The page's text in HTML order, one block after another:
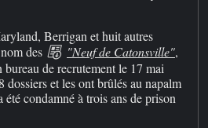
Berrigan et huit autres
des
"Neuf de Catonsville",
de recrutement le 17 mai
dossiers et les ont brûlés au napalm
condamné à trois ans de prison